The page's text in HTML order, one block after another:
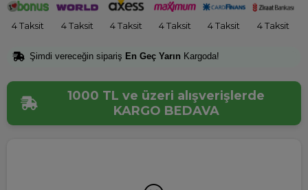
4 Taksit 4 Taksit 4 Taksit 4 Taksit 4 Taksit 4 Taksit
Şimdi vereceğin sipariş En Geç Yarın Kargoda!
1000 TL ve üzeri alışverişlerde
KARGO BEDAVA